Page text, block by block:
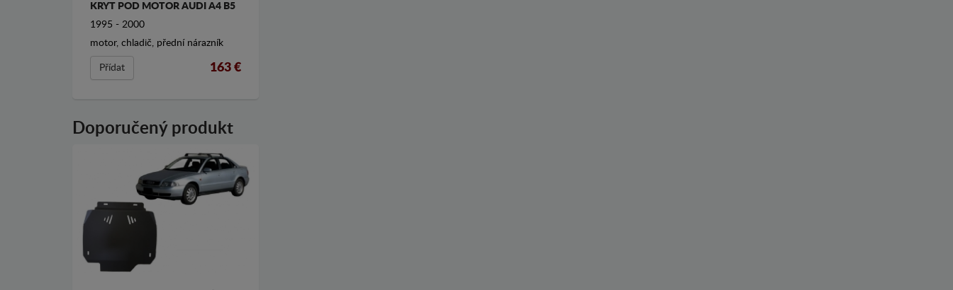
KRYT POD MOTOR AUDI A4 B5
1995 - 2000
motor, chladič, přední nárazník
Přídat 163 €
Doporučený produkt